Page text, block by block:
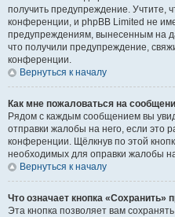
получить предупреждение. Учтите,
конференции, и phpBB Limited не
предупреждениям, вынесенным на
что получили предупреждение,
конференции.
Вернуться к началу
Как мне пожаловаться на
Рядом с каждым сообщением вы
отправки жалобы на него, если это
конференции. Щёлкнув по этой
необходимых для оправки жалобы
Вернуться к началу
Что означает кнопка «Сохранить»
Эта кнопка позволяет вам